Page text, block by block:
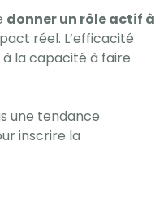
donner un rôle actif à
réel. L’efficacité
à la capacité à faire
une tendance
inscrire la